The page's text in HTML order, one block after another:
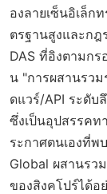
องลายเซ็นอิเล็ก
ตรฐานสูงและกฎ
DAS ที่อิงตามก
น "การผสานรวม
ดแวร์/API ระดับ
ซึ่งเป็นอุปสรรคท
ระกาศตนเองที่พ
Global ผสานรว
ของสิงคโปร์ได้อ